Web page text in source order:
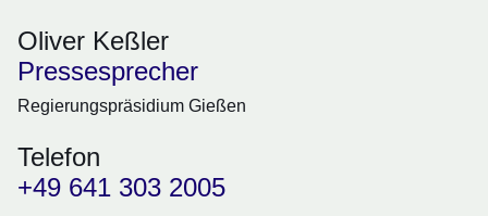
Oliver Keßler
Pressesprecher
Regierungspräsidium Gießen
Telefon
+49 641 303 2005